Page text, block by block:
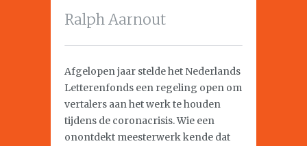
Ralph Aarnout
Afgelopen jaar stelde het Nederlands
Letterenfonds een regeling open om
vertalers aan het werk te houden
tijdens de coronacrisis. Wie een
onontdekt meesterwerk kende dat